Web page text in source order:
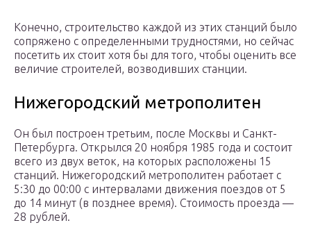
Конечно, строительство каждой из этих станций было
сопряжено с определенными трудностями, но сейчас
посетить их стоит хотя бы для того, чтобы оценить все
величие строителей, возводивших станции.
Нижегородский метрополитен
Он был построен третьим, после Москвы и Санкт-
Петербурга. Открылся 20 ноября 1985 года и состоит
всего из двух веток, на которых расположены 15
станций. Нижегородский метрополитен работает с
5:30 до 00:00 с интервалами движения поездов от 5
до 14 минут (в позднее время). Стоимость проезда —
28 рублей.